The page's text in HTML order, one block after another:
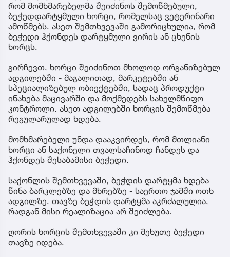
რომ მომხმარებელმა შეიძინოს შემოწმებული,
ბეჭედდარტყმული ხორცი, რომელსაც ვეტერინარი
ამოწმებს. ასეთ შემთხვევაში გამორიცხულია, რომ
ბეჭედი ჰქონდეს დარტყმული ვირის ან ცხენის
ხორცს.
გირჩევთ, ხორცი შეიძინოთ მხოლოდ ორგანიზებულ
ადგილებში - მაგალითად, მარკეტებში ან
სპეციალიზებულ ობიექტებში, სადაც პროდუქტი
ინახება მაცივარში და მოქმედებს სახელმწიფო
კონტროლი. ასეთ ადგილებში ხორცის შემოწმება
რეგულარულად ხდება.
მომხმარებელი უნდა დააკვირდეს, რომ მთლიანი
ხორცი ან საქონელი თვალსაჩინოდ ჩანდეს და
ჰქონდეს შესაბამისი ბეჭედი.
საქონლის შემთხვევაში, ბეჭდის დარტყმა ხდება
წინა ბარკლებზე და მხრებზე - საერთო ჯამში ოთხ
ადგილზე. თავზე ბეჭდის დარტყმა აკრძალულია,
რადგან მისი რეალიზაცია არ შეიძლება.
ღორის ხორცის შემთხვევაში კი მეხუთე ბეჭედი
თავზე იდება.